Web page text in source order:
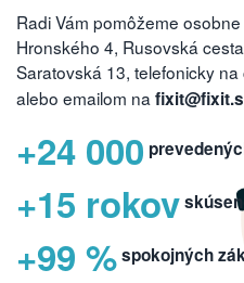
Radi Vám pomôžeme
Hronského 4, Rusovská
Saratovská 13, telefonicky na
alebo emailom na
+24 000
+15 rokov
+99 %spokojných